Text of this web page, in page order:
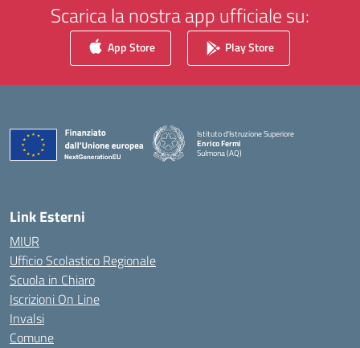
Scarica la nostra app ufficiale su:
App Store Play Store
Istituto d'Istruzione Superiore
Enrico Fermi
Sulmona (AQ)
— Visita la pagina iniziale della scuola
Link Esterni
MIUR
Ufficio Scolastico Regionale
Scuola in Chiaro
Iscrizioni On Line
Invalsi
Comune